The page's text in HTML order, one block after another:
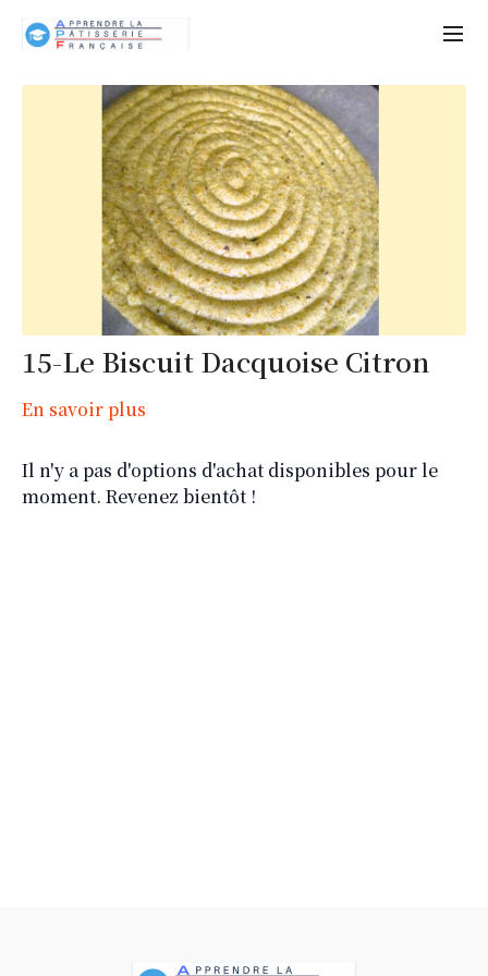
15-Le Biscuit Dacquoise Citron
En savoir plus
Il n'y a pas d'options d'achat disponibles pour le
moment. Revenez bientôt !